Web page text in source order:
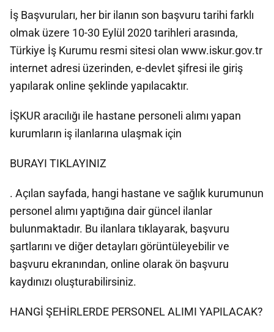
İş Başvuruları, her bir ilanın son başvuru tarihi farklı
olmak üzere 10-30 Eylül 2020 tarihleri arasında,
Türkiye İş Kurumu resmi sitesi olan www.iskur.gov.tr
internet adresi üzerinden, e-devlet şifresi ile giriş
yapılarak online şeklinde yapılacaktır.
İŞKUR aracılığı ile hastane personeli alımı yapan
kurumların iş ilanlarına ulaşmak için
BURAYI TIKLAYINIZ
. Açılan sayfada, hangi hastane ve sağlık kurumunun
personel alımı yaptığına dair güncel ilanlar
bulunmaktadır. Bu ilanlara tıklayarak, başvuru
şartlarını ve diğer detayları görüntüleyebilir ve
başvuru ekranından, online olarak ön başvuru
kaydınızı oluşturabilirsiniz.
HANGİ ŞEHİRLERDE PERSONEL ALIMI YAPILACAK?